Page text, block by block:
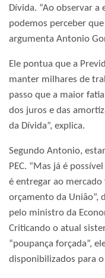
Dívida. “Ao observar a
podemos perceber
argumenta Antonio
Ele pontua que a
manter milhares de
passo que a maior
dos juros e das
da Dívida”, explica.
Segundo Antonio,
PEC. “Mas já é
é entregar ao
orçamento da União”,
pelo ministro da
Criticando o atual
“poupança forçada”,
disponibilizados para